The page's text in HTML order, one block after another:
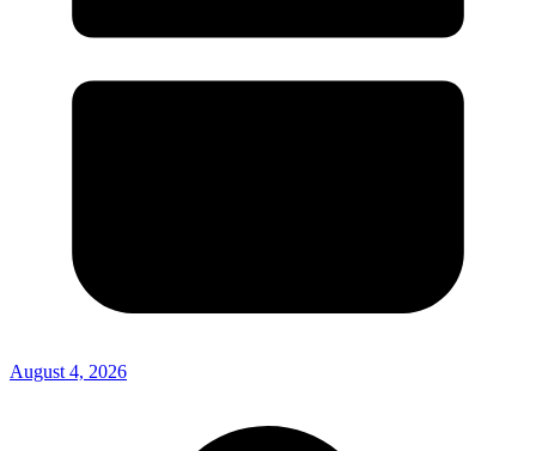
August 4, 2026